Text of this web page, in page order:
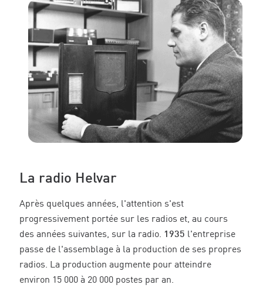
La radio Helvar
Après quelques années, l'attention s'est
progressivement portée sur les radios et, au cours
des années suivantes, sur la radio. 1935 l'entreprise
passe de l'assemblage à la production de ses propres
radios. La production augmente pour atteindre
environ 15 000 à 20 000 postes par an.